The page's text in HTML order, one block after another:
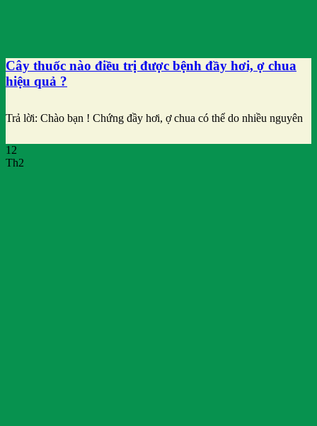
Cây thuốc nào điều trị được bệnh đầy hơi, ợ chua
hiệu quả ?
Trả lời: Chào bạn ! Chứng đầy hơi, ợ chua có thể do nhiều nguyên
12
Th2